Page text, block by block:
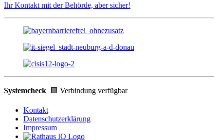
Ihr Kontakt mit der Behörde, aber sicher!
Systemcheck 🟩 Verbindung verfügbar
Kontakt
Datenschutzerklärung
Impressum